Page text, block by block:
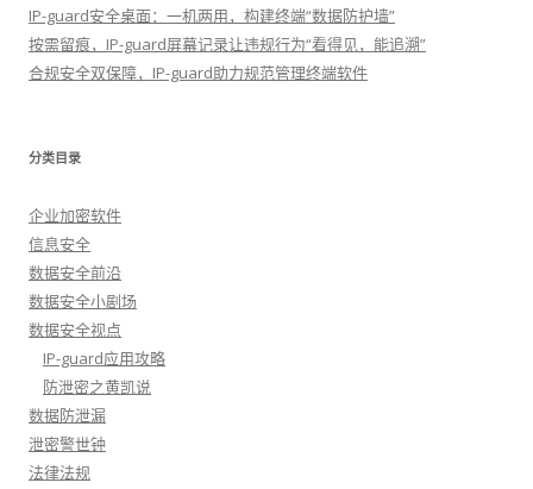
IP-guard安全桌面：一机两用，构建终端“数据防护墙”
按需留痕，IP-guard屏幕记录让违规行为“看得见，能追溯”
合规安全双保障，IP-guard助力规范管理终端软件
分类目录
企业加密软件
信息安全
数据安全前沿
数据安全小剧场
数据安全视点
IP-guard应用攻略
防泄密之黄凯说
数据防泄漏
泄密警世钟
法律法规